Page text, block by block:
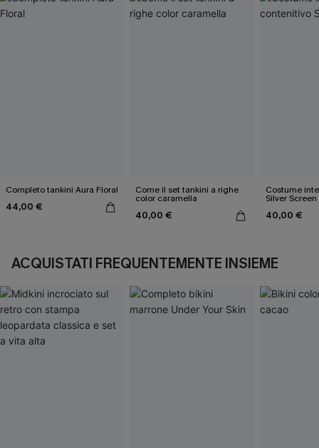
Completo tankini Aura Floral
44,00 €
Come il set tankini a righe
color caramella
40,00 €
Costume
Silver Screen
40,00 €
ACQUISTATI FREQUENTEMENTE INSIEME